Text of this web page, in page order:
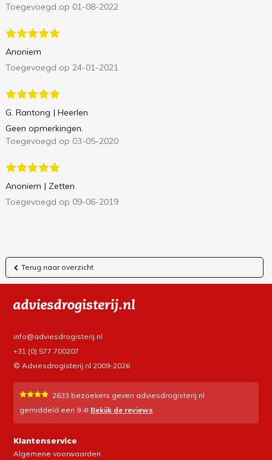
Toegevoegd op 01-08-2022
Anoniem
Toegevoegd op 24-01-2021
G. Rantong | Heerlen
Geen opmerkingen.
Toegevoegd op 03-05-2020
Anoniem | Zetten
Toegevoegd op 09-06-2019
Terug naar overzicht
info@adviesdrogisterij.nl
+31 (0) 577 700207
© Adviesdrogisterij.nl 2009-2026
2633 bezoekers geven adviesdrogisterij.nl
gemiddeld een 9.4! Bekijk de reviews
Klantenservice
Algemene voorwaarden